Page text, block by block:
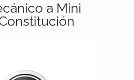
a Mini